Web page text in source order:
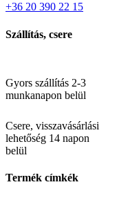
+36 20 390 22 15
Szállítás, csere
Gyors szállítás 2-3
munkanapon belül
Csere, visszavásárlási
lehetőség 14 napon
belül
Termék címkék